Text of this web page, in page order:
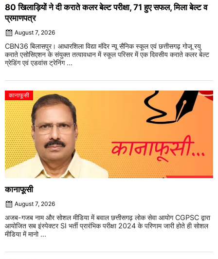
80 खिलाड़ियों ने दी कराते कलर बेल्ट परीक्षा, 71 हुए सफल, मिला बेल्ट व
प्रमाणपत्र
August 7, 2026
CBN36 बिलासपुर। आधारशिला विद्या मंदिर न्यू सैनिक स्कूल एवं छत्तीसगढ़ गोजू रयु
कराते एसोसिएशन के संयुक्त तत्वावधान में स्कूल परिसर में एक दिवसीय कराते कलर बेल्ट
ग्रेडिंग एवं एडवांस ट्रेनिंग ...
कानाफूसी
कानाफूसी
August 7, 2026
अजब-गजब नाम और सोशल मीडिया में बवाल छत्तीसगढ़ लोक सेवा आयोग CGPSC द्वारा
आयोजित सब इंस्पेक्टर SI भर्ती प्रारंभिक परीक्षा 2024 के परिणाम जारी होते ही सोशल
मीडिया में मानो ...